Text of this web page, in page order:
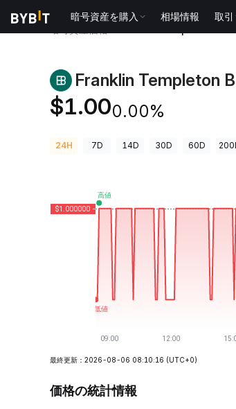
暗号資産を購入 相場情報 取引
Franklin Templeton
$1.000.00%
24H 7D 14D 30D 60D
最終更新：2026-08-06 08:10:16 (UTC+0)
価格の統計情報